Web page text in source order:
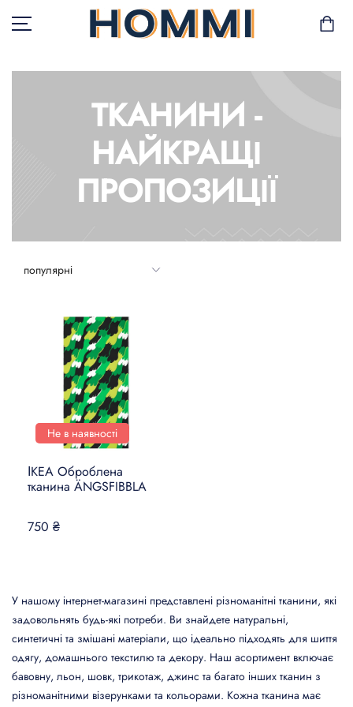
САД І БАЛКОН
ЗБЕРІГАННЯ ТА
ГОРЩИКИ І РОСЛИНИ
ОСВІТЛЕННЯ
КУЛІНАРНИЙ ТА
СТОЛОВИЙ ПОСУД
КУХНІ ТА КУХОННА
ЛІЖКА ТА МАТРАЦИ
САНТЕХНІКА
ПРАННЯ ТА ПРИБИРАННЯ
DIY В ДОМАШНІХ УМОВАХ
ТКАНИНИ -
НАЙКРАЩІ
ПРОПОЗИЦІЇ
Не в наявності
ІКЕА Оброблена
тканина ÄNGSFIBBLA
750 ₴
У нашому інтернет-магазині представлені різноманітні тканини, які
задовольнять будь-які потреби. Ви знайдете натуральні,
синтетичні та змішані матеріали, що ідеально підходять для шиття
одягу, домашнього текстилю та декору. Наш асортимент включає
бавовну, льон, шовк, трикотаж, джинс та багато інших тканин з
різноманітними візерунками та кольорами. Кожна тканина має